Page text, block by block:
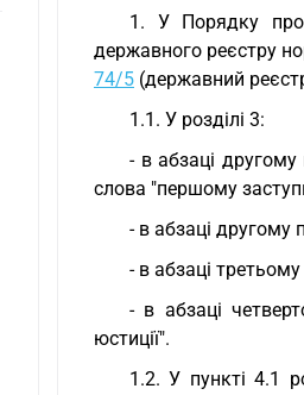
1. У Порядку
державного реєстру
74/5 (державний
1.1. У розділі 3:
- в абзаці другому
слова "першому
- в абзаці другому
- в абзаці
- в абзаці
юстиції".
1.2. У пункті 4.1